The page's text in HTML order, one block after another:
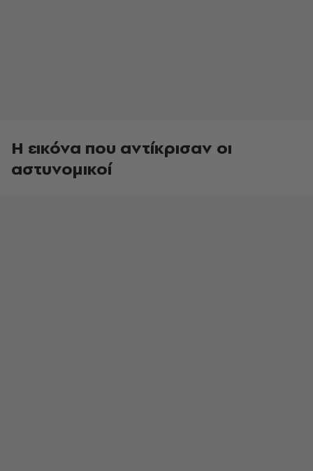
Η εικόνα που αντίκρισαν οι
αστυνομικοί